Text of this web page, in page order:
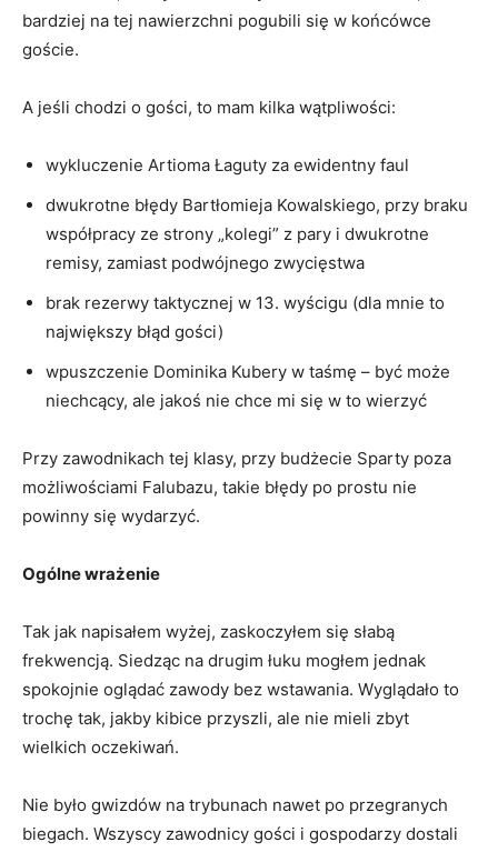
bardziej na tej nawierzchni pogubili się w końcówce
goście.
A jeśli chodzi o gości, to mam kilka wątpliwości:
wykluczenie Artioma Łaguty za ewidentny faul
dwukrotne błędy Bartłomieja Kowalskiego, przy braku
współpracy ze strony „kolegi” z pary i dwukrotne
remisy, zamiast podwójnego zwycięstwa
brak rezerwy taktycznej w 13. wyścigu (dla mnie to
największy błąd gości)
wpuszczenie Dominika Kubery w taśmę – być może
niechcący, ale jakoś nie chce mi się w to wierzyć
Przy zawodnikach tej klasy, przy budżecie Sparty poza
możliwościami Falubazu, takie błędy po prostu nie
powinny się wydarzyć.
Ogólne wrażenie
Tak jak napisałem wyżej, zaskoczyłem się słabą
frekwencją. Siedząc na drugim łuku mogłem jednak
spokojnie oglądać zawody bez wstawania. Wyglądało to
trochę tak, jakby kibice przyszli, ale nie mieli zbyt
wielkich oczekiwań.
Nie było gwizdów na trybunach nawet po przegranych
biegach. Wszyscy zawodnicy gości i gospodarzy dostali